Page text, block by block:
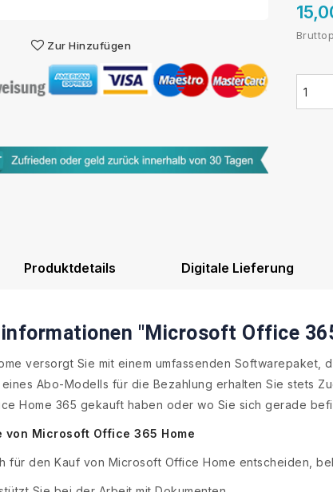
Zur Hinzufügen
Produktdetails Digitale Lieferung
"Microsoft Office
versorgt Sie mit einem umfassenden
Abo-Modells für die Bezahlung erhalten Sie stets
Home 365 gekauft haben oder wo Sie sich gerade
von Microsoft Office 365 Home
für den Kauf von Microsoft Office Home entscheiden,